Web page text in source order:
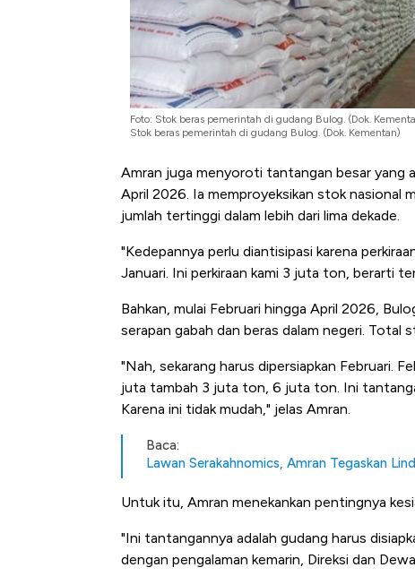
Foto: Stok beras pemerintah di gudang Bulog. (Dok.
Stok beras pemerintah di gudang Bulog. (Dok. Kementan)
Amran juga menyoroti tantangan besar yang
April 2026. Ia memproyeksikan stok nasional
jumlah tertinggi dalam lebih dari lima dekade.
"Kedepannya perlu diantisipasi karena
Januari. Ini perkiraan kami 3 juta ton, berarti
Bahkan, mulai Februari hingga April 2026,
serapan gabah dan beras dalam negeri.
"Nah, sekarang harus dipersiapkan Februari.
juta tambah 3 juta ton, 6 juta ton. Ini
Karena ini tidak mudah," jelas Amran.
Baca:
Lawan Serakahnomics, Amran Tegaskan
Untuk itu, Amran menekankan pentingnya
"Ini tantangannya adalah gudang harus
dengan pengalaman kemarin, Direksi dan